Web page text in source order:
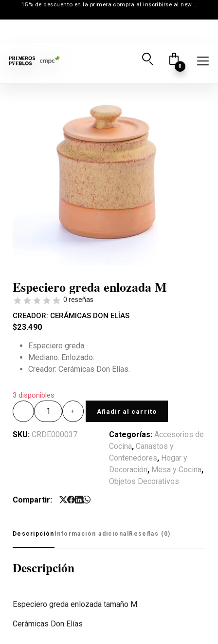
15% de descuento en la primera compra al inscribirse al newsletter
0
Especiero greda enlozada M
0 reseñas
CREADOR: CERÁMICAS DON ELÍAS
$23.490
Especiero greda.
Mediano. Enlozado.
Creador: Cerámicas Don Elías.
3 disponibles
Añadir al carrito
SKU: CRDE000037 Categorías: Accesorios de
Cocina, Canastos y
Contenedores, Hogar y
Decoración, Mesa y Cocina,
Objetos Decorativos
Compartir:
Descripción Información adicional Reseñas (0)
Descripción
Especiero greda enlozada tamaño M.
Cerámicas Don Elías